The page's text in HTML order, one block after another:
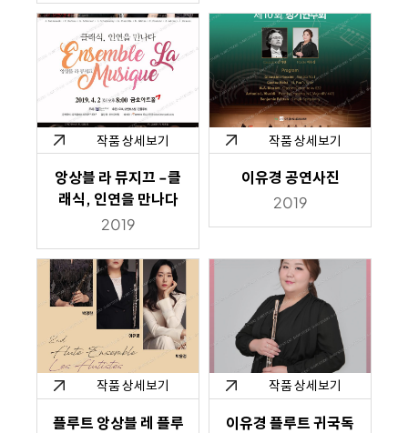
작품 상세보기
앙상블 라 뮤지끄 -클
래식, 인연을 만나다
2019
작품 상세보기
이유경 공연사진
2019
작품 상세보기
플루트 앙상블 레 플루
작품 상세보기
이유경 플루트 귀국독